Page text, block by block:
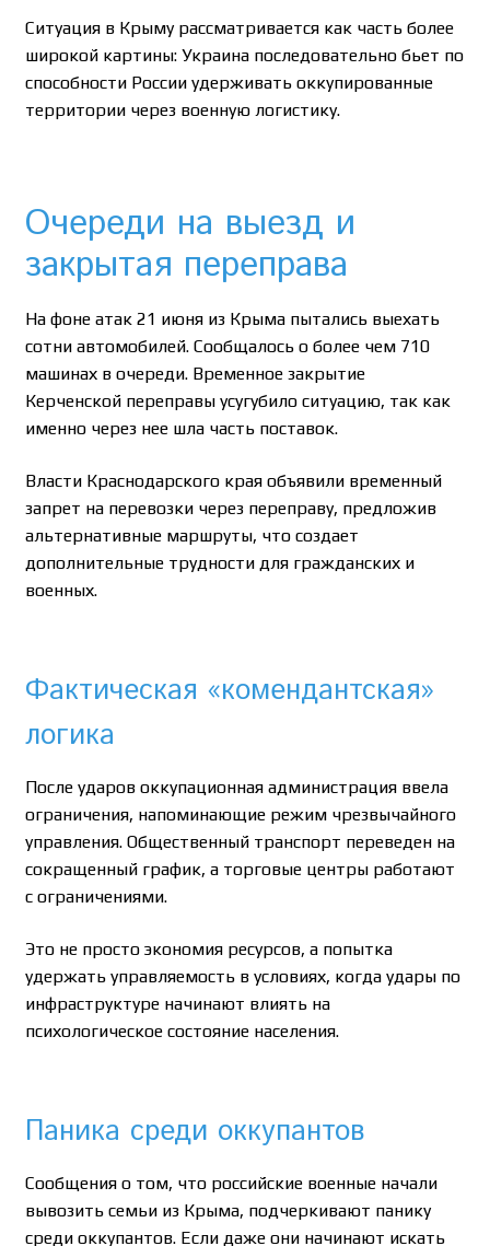
Ситуация в Крыму рассматривается как часть более
широкой картины: Украина последовательно бьет по
способности России удерживать оккупированные
территории через военную логистику.
Очереди на выезд и
закрытая переправа
На фоне атак 21 июня из Крыма пытались выехать
сотни автомобилей. Сообщалось о более чем 710
машинах в очереди. Временное закрытие
Керченской переправы усугубило ситуацию, так как
именно через нее шла часть поставок.
Власти Краснодарского края объявили временный
запрет на перевозки через переправу, предложив
альтернативные маршруты, что создает
дополнительные трудности для гражданских и
военных.
Фактическая «комендантская»
логика
После ударов оккупационная администрация ввела
ограничения, напоминающие режим чрезвычайного
управления. Общественный транспорт переведен на
сокращенный график, а торговые центры работают
с ограничениями.
Это не просто экономия ресурсов, а попытка
удержать управляемость в условиях, когда удары по
инфраструктуре начинают влиять на
психологическое состояние населения.
Паника среди оккупантов
Сообщения о том, что российские военные начали
вывозить семьи из Крыма, подчеркивают панику
среди оккупантов. Если даже они начинают искать